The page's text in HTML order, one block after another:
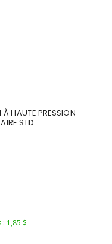
HAUTE PRESSION
STD
: 1,85 $